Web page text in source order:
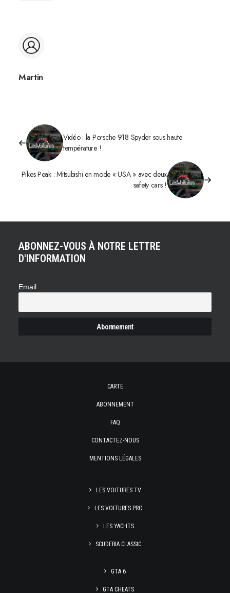
Martin
Vidéo : la Porsche 918 Spyder sous haute
température !
Pikes Peak : Mitsubishi en mode « USA » avec deux
safety cars !
ABONNEZ-VOUS À NOTRE LETTRE
D'INFORMATION
Email
CARTE
ABONNEMENT
FAQ
CONTACTEZ-NOUS
MENTIONS LÉGALES
LES VOITURES TV
LES VOITURES PRO
LES YACHTS
SCUDERIA CLASSIC
GTA 6
GTA CHEATS